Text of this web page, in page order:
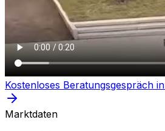
Kostenloses Beratungsgespräch in
Marktdaten